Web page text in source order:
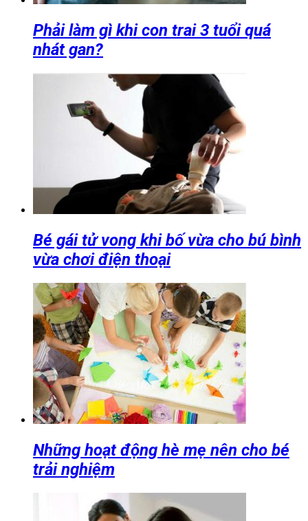
Phải làm gì khi con trai 3 tuổi quá
nhát gan?
Bé gái tử vong khi bố vừa cho bú bình
vừa chơi điện thoại
Những hoạt động hè mẹ nên cho bé
trải nghiệm